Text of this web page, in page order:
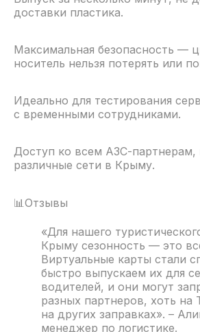
доставки пластика.
Максимальная безопасность —
носитель нельзя потерять или
Идеально для тестирования
с временными сотрудниками.
Доступ ко всем АЗС-партнерам,
различные сети в Крыму.
📊Отзывы
«Для нашего
Крыму сезонность — это
Виртуальные карты стали
быстро выпускаем их для
водителей, и они могут
разных партнеров, хоть на
на других заправках». –
менеджер по логистике.